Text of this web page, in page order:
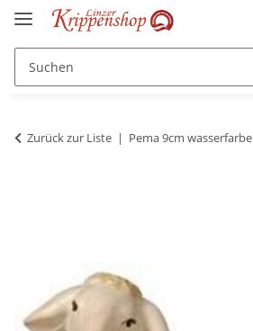
Zurück zur Liste Pema 9cm wasserfarbe